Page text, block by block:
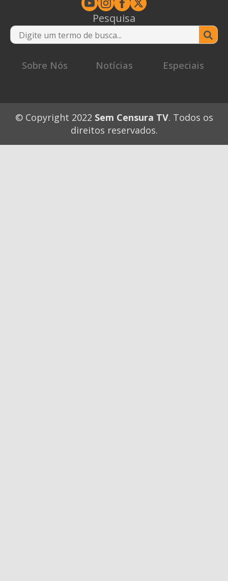
Pesquisa
Sobre Nós
Notícias Especiais
© Copyright 2022 Sem Censura TV. Todos os
direitos reservados.